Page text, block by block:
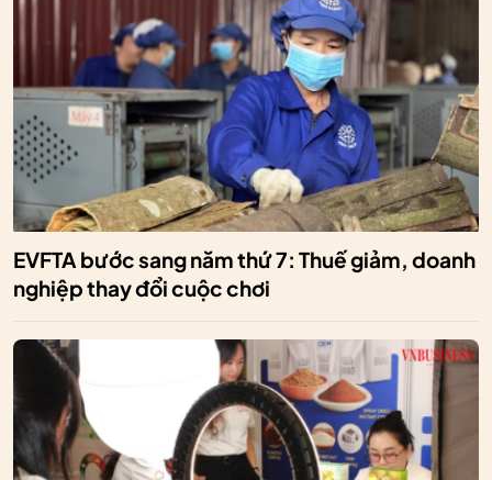
EVFTA bước sang năm thứ 7: Thuế giảm, doanh
nghiệp thay đổi cuộc chơi